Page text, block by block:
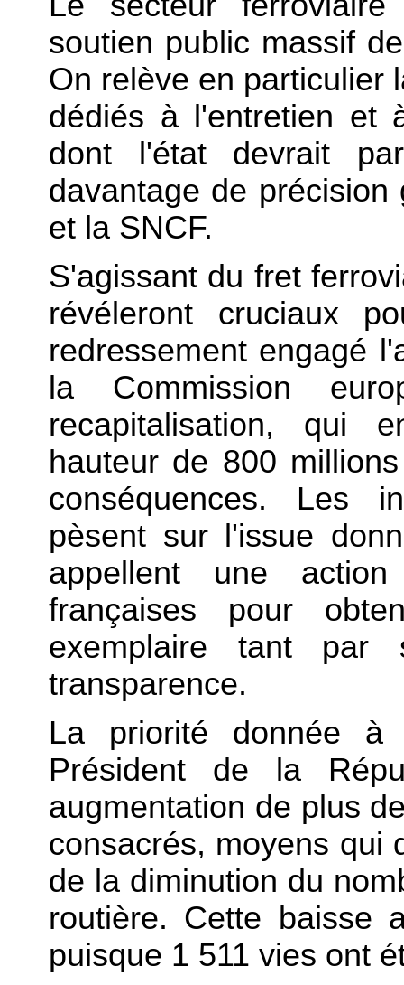
soutien public massif
On relève en particulier
dédiés à l'entretien et
dont l'état devrait
davantage de
et la SNCF.
S'agissant du fret
révéleront cruciaux
redressement engagé
la Commission
recapitalisation, qui
hauteur de 800
conséquences. Les
pèsent sur l'issue
appellent une
françaises pour
exemplaire tant
transparence.
La priorité donnée
Président de la
augmentation de plus
consacrés, moyens qui
de la diminution du
routière. Cette baisse
puisque 1 511 vies ont